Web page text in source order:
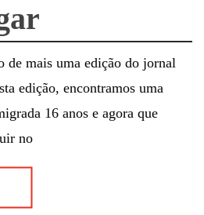
de mais uma edição do jornal
edição, encontramos uma
16 anos e agora que
no